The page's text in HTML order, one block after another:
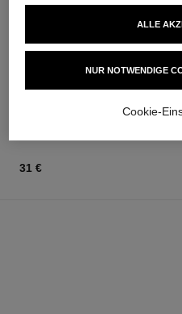
Eyeliner und Kajal
8 Nuancen verfügbar
31 €
NUR NOTWENDIGE
ALLE
Cookie-